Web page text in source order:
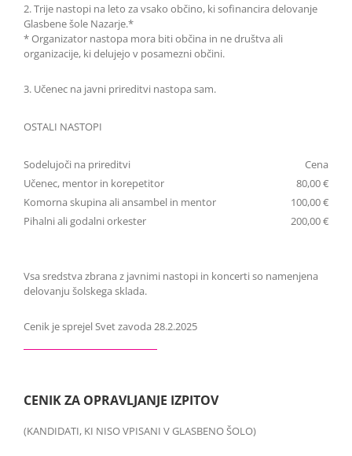
2. Trije nastopi na leto za vsako občino, ki sofinancira delovanje
Glasbene šole Nazarje.*
* Organizator nastopa mora biti občina in ne društva ali
organizacije, ki delujejo v posamezni občini.
3. Učenec na javni prireditvi nastopa sam.
OSTALI NASTOPI
Sodelujoči na prireditvi
Cena
Učenec, mentor in korepetitor
80,00 €
Komorna skupina ali ansambel in mentor
100,00 €
Pihalni ali godalni orkester
200,00 €
Vsa sredstva zbrana z javnimi nastopi in koncerti so namenjena
delovanju šolskega sklada.
Cenik je sprejel Svet zavoda 28.2.2025
CENIK ZA OPRAVLJANJE IZPITOV
(KANDIDATI, KI NISO VPISANI V GLASBENO ŠOLO)